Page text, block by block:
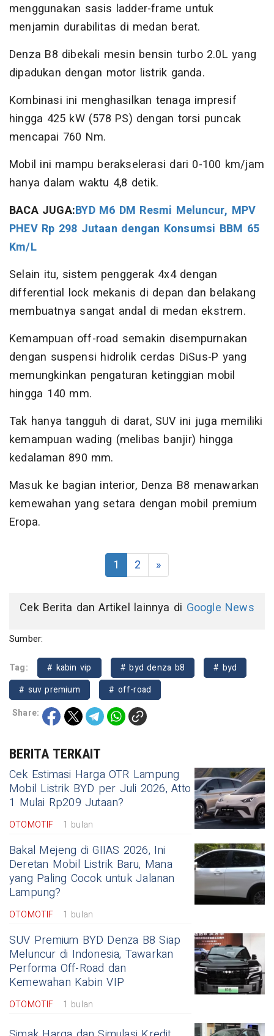
menggunakan sasis ladder-frame untuk
menjamin durabilitas di medan berat.
Denza B8 dibekali mesin bensin turbo 2.0L yang
dipadukan dengan motor listrik ganda.
Kombinasi ini menghasilkan tenaga impresif
hingga 425 kW (578 PS) dengan torsi puncak
mencapai 760 Nm.
​Mobil ini mampu berakselerasi dari 0-100 km/jam
hanya dalam waktu 4,8 detik.
BACA JUGA:BYD M6 DM Resmi Meluncur, MPV
PHEV Rp 298 Jutaan dengan Konsumsi BBM 65
Km/L
Selain itu, sistem penggerak 4x4 dengan
differential lock mekanis di depan dan belakang
membuatnya sangat andal di medan ekstrem.
Kemampuan off-road semakin disempurnakan
dengan suspensi hidrolik cerdas DiSus-P yang
memungkinkan pengaturan ketinggian mobil
hingga 140 mm.
Tak hanya tangguh di darat, SUV ini juga memiliki
kemampuan wading (melibas banjir) hingga
kedalaman 890 mm.
Masuk ke bagian interior, Denza B8 menawarkan
kemewahan yang setara dengan mobil premium
Eropa.
1 2 »
Cek Berita dan Artikel lainnya di Google News
Sumber:
Tag: # kabin vip # byd denza b8
# byd
# suv premium
# off-road
Share:
BERITA TERKAIT
Cek Estimasi Harga OTR Lampung
Mobil Listrik BYD per Juli 2026, Atto
1 Mulai Rp209 Jutaan?
OTOMOTIF 1 bulan
Bakal Mejeng di GIIAS 2026, Ini
Deretan Mobil Listrik Baru, Mana
yang Paling Cocok untuk Jalanan
Lampung?
OTOMOTIF 1 bulan
SUV Premium BYD Denza B8 Siap
Meluncur di Indonesia, Tawarkan
Performa Off-Road dan
Kemewahan Kabin VIP
OTOMOTIF 1 bulan